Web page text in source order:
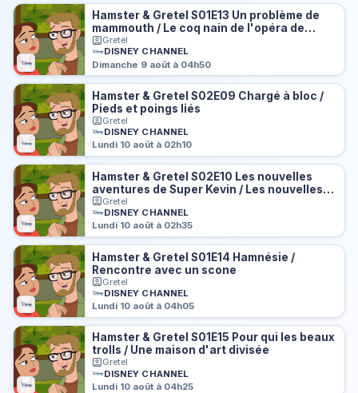
Hamster & Gretel S01E13 Un problème de
mammouth / Le coq nain de l'opéra de
l'école primaire
Gretel
DISNEY CHANNEL
Dimanche 9 août à 04h50
Hamster & Gretel S02E09 Chargé à bloc /
Pieds et poings liés
Gretel
DISNEY CHANNEL
Lundi 10 août à 02h10
Hamster & Gretel S02E10 Les nouvelles
aventures de Super Kevin / Les nouvelles
aventures de Super Kevin, partie 2
Gretel
DISNEY CHANNEL
Lundi 10 août à 02h35
Hamster & Gretel S01E14 Hamnésie /
Rencontre avec un scone
Gretel
DISNEY CHANNEL
Lundi 10 août à 04h05
Hamster & Gretel S01E15 Pour qui les beaux
trolls / Une maison d'art divisée
Gretel
DISNEY CHANNEL
Lundi 10 août à 04h25